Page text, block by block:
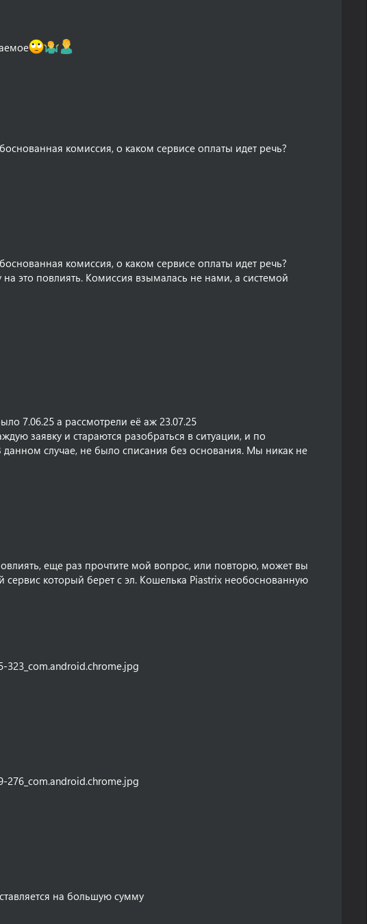
комиссия, о каком сервисе оплаты идет речь?
комиссия, о каком сервисе оплаты идет речь?
это повлиять. Комиссия взымалась не нами, а системой
7.06.25 а рассмотрели еë аж 23.07.25
заявку и стараются разобраться в ситуации, и по
данном случае, не было списания без основания. Мы никак не
еще раз прочтите мой вопрос, или повторю, может вы
сервис который берет с эл. Кошелька Piastrix необоснованную
323_com.android.chrome.jpg
276_com.android.chrome.jpg
на большую сумму